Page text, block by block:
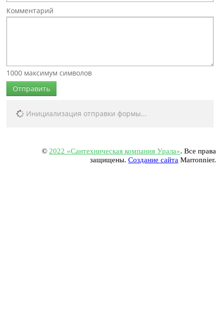
Комментарий
1000 максимум символов
Отправить
Инициализация отправки формы...
© 2022 «Сантехническая компания Урала». Все права
защищены. Создание сайта Marronnier.